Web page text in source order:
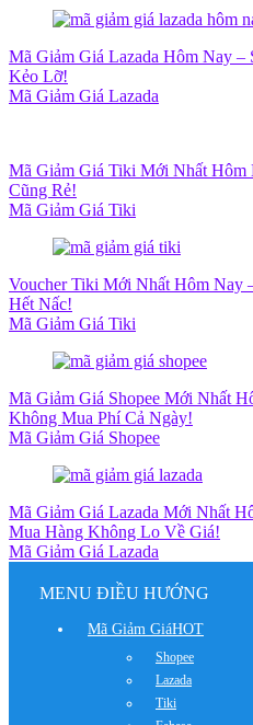
Mã Giảm Giá Lazada Hôm Nay –
Kẻo Lỡ!
Mã Giảm Giá Lazada
Mã Giảm Giá Tiki Mới Nhất Hôm
Cũng Rẻ!
Mã Giảm Giá Tiki
Voucher Tiki Mới Nhất Hôm Nay
Hết Nấc!
Mã Giảm Giá Tiki
Mã Giảm Giá Shopee Mới Nhất
Không Mua Phí Cả Ngày!
Mã Giảm Giá Shopee
Mã Giảm Giá Lazada Mới Nhất
Mua Hàng Không Lo Về Giá!
Mã Giảm Giá Lazada
MENU ĐIỀU HƯỚNG
Mã Giảm GiáHOT
Shopee
Lazada
Tiki